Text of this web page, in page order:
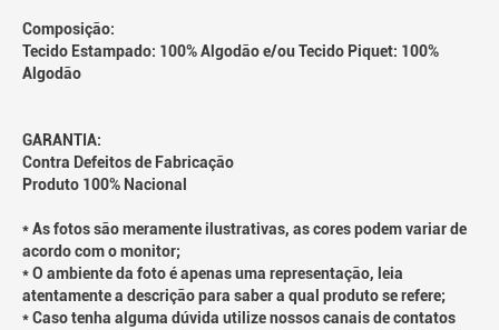
Composição:
Tecido Estampado: 100% Algodão e/ou Tecido Piquet: 100%
Algodão
GARANTIA:
Contra Defeitos de Fabricação
Produto 100% Nacional
* As fotos são meramente ilustrativas, as cores podem variar de
acordo com o monitor;
* O ambiente da foto é apenas uma representação, leia
atentamente a descrição para saber a qual produto se refere;
* Caso tenha alguma dúvida utilize nossos canais de contatos